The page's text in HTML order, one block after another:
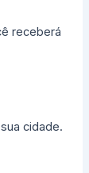
receberá
cidade.